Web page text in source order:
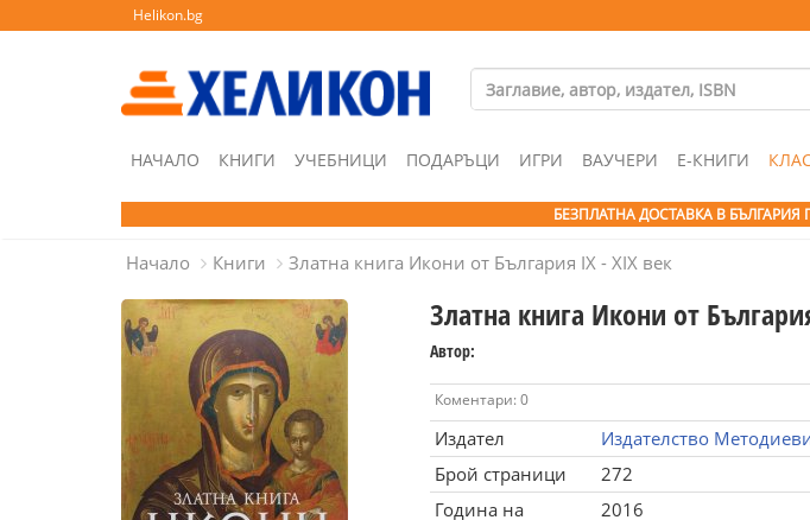
Helikon.bg
НАЧАЛО КНИГИ УЧЕБНИЦИ ПОДАРЪЦИ ИГРИ ВАУЧЕРИ Е-КНИГИ
БЕЗПЛАТНА ДОСТАВКА В БЪЛГАРИЯ
Начало Книги Златна книга Икони от България IX - XIX век
Златна книга Икони от
Автор:
Коментари: 0
Издател
Издателство
Брой страници
272
Година на
2016